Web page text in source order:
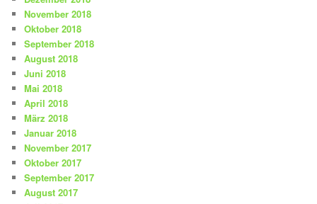
November 2018
Oktober 2018
September 2018
August 2018
Juni 2018
Mai 2018
April 2018
März 2018
Januar 2018
November 2017
Oktober 2017
September 2017
August 2017